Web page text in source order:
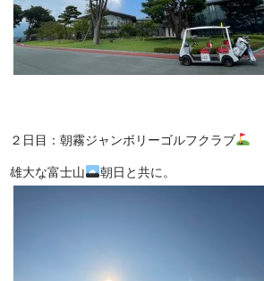
２日目：朝霧ジャンボリーゴルフクラブ
雄大な富士山 朝日と共に。